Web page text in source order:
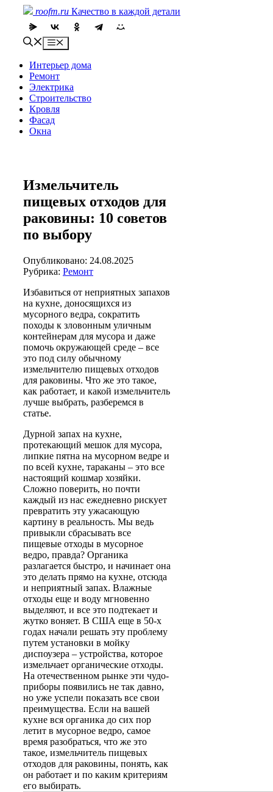
content
roofm.ru Качество в каждой детали
Menu
Интерьер дома
Ремонт
Электрика
Строительство
Кровля
Фасад
Окна
Измельчитель
пищевых отходов для
раковины: 10 советов
по выбору
Опубликовано: 24.08.2025
Рубрика: Ремонт
Избавиться от неприятных запахов
на кухне, доносящихся из
мусорного ведра, сократить
походы к зловонным уличным
контейнерам для мусора и даже
помочь окружающей среде – все
это под силу обычному
измельчителю пищевых отходов
для раковины. Что же это такое,
как работает, и какой измельчитель
лучше выбрать, разберемся в
статье.
Дурной запах на кухне,
протекающий мешок для мусора,
липкие пятна на мусорном ведре и
по всей кухне, тараканы – это все
настоящий кошмар хозяйки.
Сложно поверить, но почти
каждый из нас ежедневно рискует
превратить эту ужасающую
картину в реальность. Мы ведь
привыкли сбрасывать все
пищевые отходы в мусорное
ведро, правда? Органика
разлагается быстро, и начинает она
это делать прямо на кухне, отсюда
и неприятный запах. Влажные
отходы еще и воду мгновенно
выделяют, и все это подтекает и
жутко воняет. В США еще в 50-х
годах начали решать эту проблему
путем установки в мойку
диспоузера – устройства, которое
измельчает органические отходы.
На отечественном рынке эти чудо-
приборы появились не так давно,
но уже успели показать все свои
преимущества. Если на вашей
кухне вся органика до сих пор
летит в мусорное ведро, самое
время разобраться, что же это
такое, измельчитель пищевых
отходов для раковины, понять, как
он работает и по каким критериям
его выбирать.